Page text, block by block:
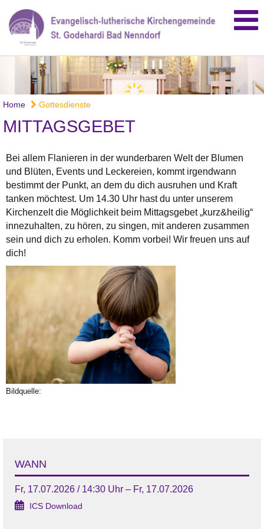
Home Gottesdienste
MITTAGSGEBET
Bei allem Flanieren in der wunderbaren Welt der Blumen
und Blüten, Events und Leckereien, kommt irgendwann
bestimmt der Punkt, an dem du dich ausruhen und Kraft
tanken möchtest. Um 14.30 Uhr hast du unter unserem
Kirchenzelt die Möglichkeit beim Mittagsgebet „kurz&heilig“
innezuhalten, zu hören, zu singen, mit anderen zusammen
sein und dich zu erholen. Komm vorbei! Wir freuen uns auf
dich!
Bildquelle:
WANN
Fr, 17.07.2026 / 14:30 Uhr – Fr, 17.07.2026
ICS Download